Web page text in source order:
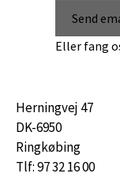
Send
Eller fang
Herningvej 47
DK-6950
Ringkøbing
Tlf: 97 32 16 00